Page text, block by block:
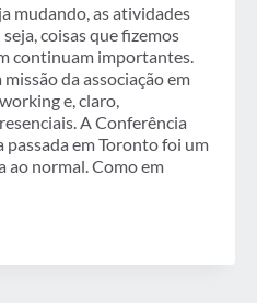
mudando, as atividades
coisas que fizemos
continuam importantes.
da associação em
e, claro,
A Conferência
passada em Toronto foi um
ao normal. Como em